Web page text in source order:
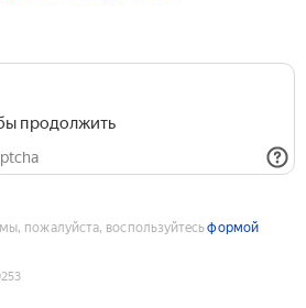
продолжить
пожалуйста, воспользуйтесьформой